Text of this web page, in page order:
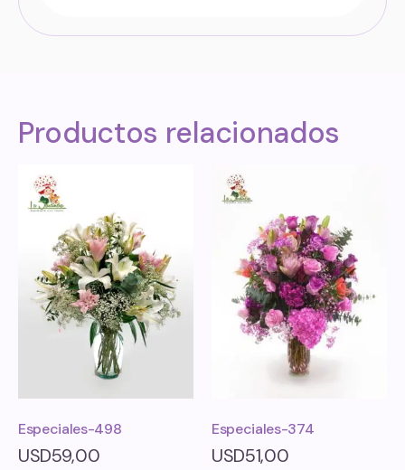
Productos relacionados
Especiales-498
USD59,00
Especiales-374
USD51,00